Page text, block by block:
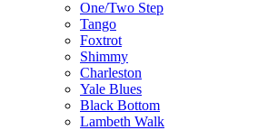
One/Two Step
Tango
Foxtrot
Shimmy
Charleston
Yale Blues
Black Bottom
Lambeth Walk